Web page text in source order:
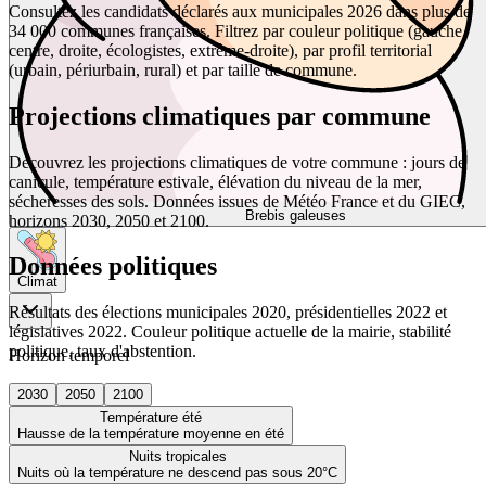
Brebis galeuses
Climat
Horizon temporel
2030 2050
2100
Température été
Hausse de la température moyenne en été
Nuits tropicales
Nuits où la température ne descend pas sous 20°C
Consultez les candidats déclarés aux municipales 2026 dans plus de
34 000 communes françaises. Filtrez par couleur politique (gauche,
centre, droite, écologistes, extrême-droite), par profil territorial
(urbain, périurbain, rural) et par taille de commune.
Projections climatiques par commune
Découvrez les projections climatiques de votre commune : jours de
canicule, température estivale, élévation du niveau de la mer,
sécheresses des sols. Données issues de Météo France et du GIEC,
horizons 2030, 2050 et 2100.
Données politiques
Résultats des élections municipales 2020, présidentielles 2022 et
législatives 2022. Couleur politique actuelle de la mairie, stabilité
politique, taux d'abstention.